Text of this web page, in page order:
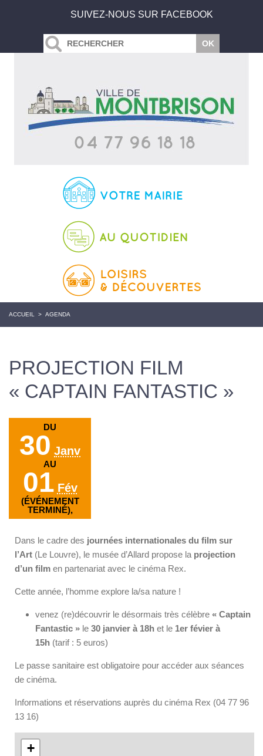
SUIVEZ-NOUS SUR FACEBOOK
ACCUEIL > AGENDA
PROJECTION FILM
« CAPTAIN FANTASTIC »
DU
30 Janv
AU
01 Fév
(ÉVÉNEMENT
TERMINÉ),
Dans le cadre des journées internationales du film sur
l’Art (Le Louvre), le musée d’Allard propose la projection
d’un film en partenariat avec le cinéma Rex.
Cette année, l’homme explore la/sa nature !
venez (re)découvrir le désormais très célèbre « Captain
Fantastic » le 30 janvier à 18h et le 1er févier à
15h (tarif : 5 euros)
Le passe sanitaire est obligatoire pour accéder aux séances
de cinéma.
Informations et réservations auprès du cinéma Rex (04 77 96
13 16)
+